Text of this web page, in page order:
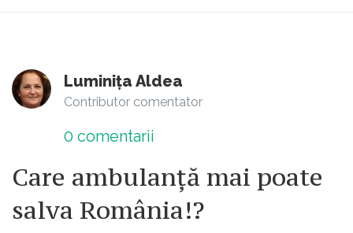
Luminița Aldea
Contributor comentator
0 comentarii
Care ambulanță mai poate
salva România!?